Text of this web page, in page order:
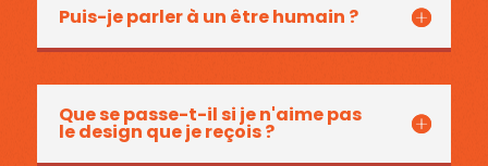
Puis-je parler à un être humain ?
Que se passe-t-il si je n'aime pas
le design que je reçois ?